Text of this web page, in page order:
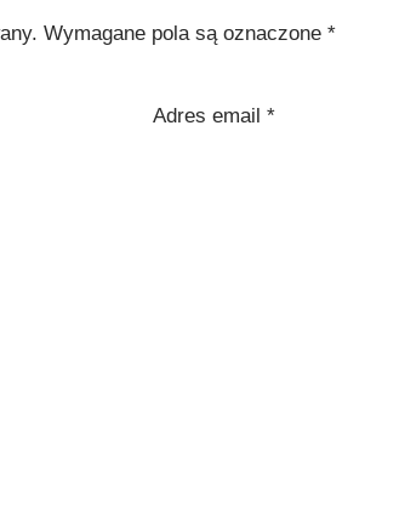
Wymagane pola są oznaczone *
Adres email*